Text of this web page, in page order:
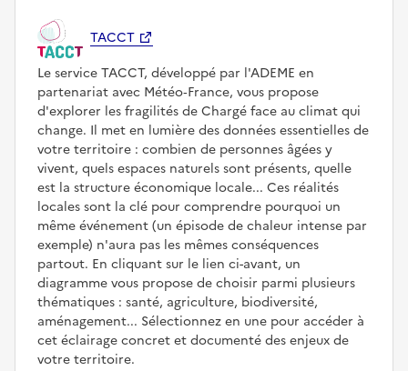
TACCT
Le service TACCT, développé par l'ADEME en
partenariat avec Météo‑France, vous propose
d'explorer les fragilités de Chargé face au climat qui
change. Il met en lumière des données essentielles de
votre territoire : combien de personnes âgées y
vivent, quels espaces naturels sont présents, quelle
est la structure économique locale... Ces réalités
locales sont la clé pour comprendre pourquoi un
même événement (un épisode de chaleur intense par
exemple) n'aura pas les mêmes conséquences
partout. En cliquant sur le lien ci-avant, un
diagramme vous propose de choisir parmi plusieurs
thématiques : santé, agriculture, biodiversité,
aménagement... Sélectionnez en une pour accéder à
cet éclairage concret et documenté des enjeux de
votre territoire.